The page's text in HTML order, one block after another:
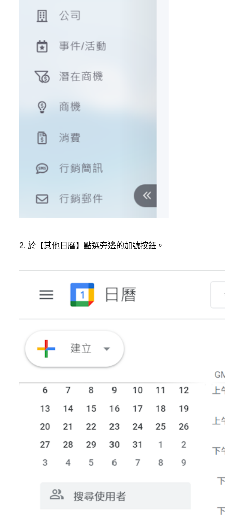
2. 於【其他日曆】點選旁邊的加號按鈕。